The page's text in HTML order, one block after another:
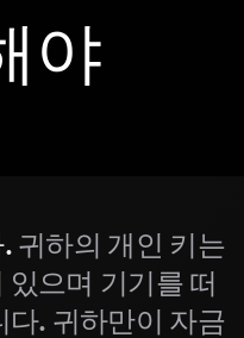
야
귀하의 개인 키는
있으며 기기를 떠
다. 귀하만이 자금